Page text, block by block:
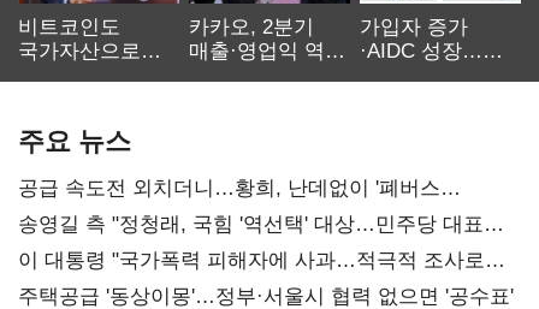
비트코인도
국가자산으로…'
카카오, 2분기
매출·영업익 역대
가입자 증가
·AIDC 성장…
주요 뉴스
공급 속도전 외치더니…황희, 난데없이 '폐버스
리모델링' 제안
송영길 측 "정청래, 국힘 '역선택' 대상…민주당 대표로
총선 지휘 못해"
이 대통령 "국가폭력 피해자에 사과…적극적 조사로
진실 밝혀야"
주택공급 '동상이몽'…정부·서울시 협력 없으면 '공수표'